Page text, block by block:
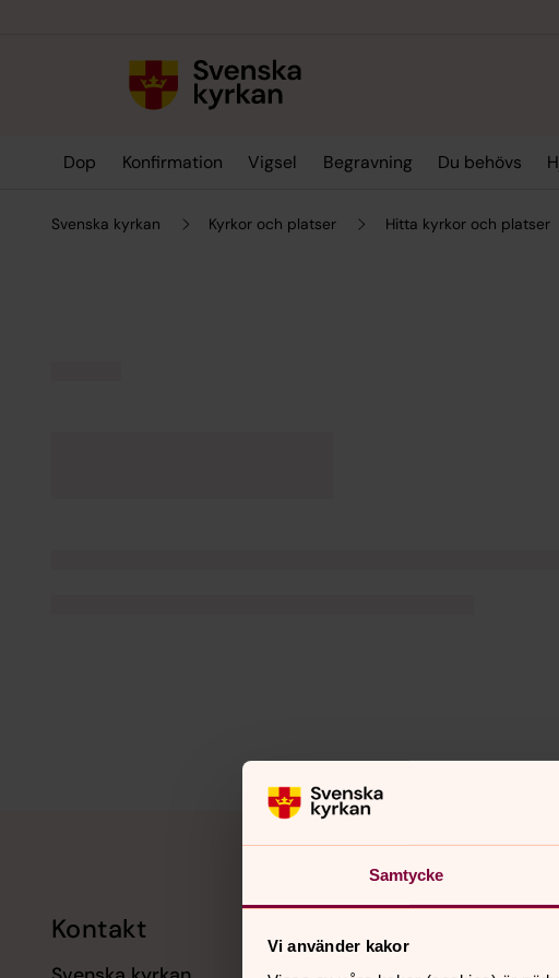
Samtycke
Vi använder kakor
Dop Konfirmation Vigsel Begravning Du behövs
Svenska kyrkan Kyrkor och platser Hitta kyrkor och platser
Kontakt